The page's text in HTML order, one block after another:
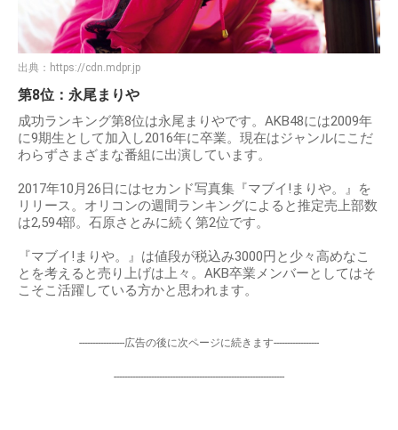
出典： https://cdn.mdpr.jp
第8位：永尾まりや
成功ランキング第8位は永尾まりやです。AKB48には2009年
に9期生として加入し2016年に卒業。現在はジャンルにこだ
わらずさまざまな番組に出演しています。
2017年10月26日にはセカンド写真集『マブイ!まりや。』を
リリース。オリコンの週間ランキングによると推定売上部数
は2,594部。石原さとみに続く第2位です。
『マブイ!まりや。』は値段が税込み3000円と少々高めなこ
とを考えると売り上げは上々。AKB卒業メンバーとしてはそ
こそこ活躍している方かと思われます。
-----------------広告の後に次ページに続きます-----------------
----------------------------------------------------------------